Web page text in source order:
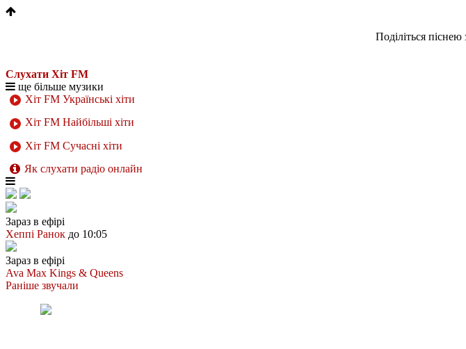
Поділіться піснею
Слухати Хіт FM
ще більше музики
Хіт FM Українські хіти
Хіт FM Найбільші хіти
Хіт FM Сучасні хіти
Як слухати радіо онлайн
Зараз в ефірі
Хеппі Ранок до 10:05
Зараз в ефірі
Ava Max Kings & Queens
Раніше звучали